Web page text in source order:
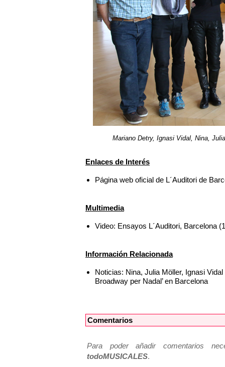
Mariano Detry, Ignasi Vidal, Nina,
Enlaces de Interés
Página web oficial de L´Auditori de
Multimedia
Video: Ensayos L´Auditori, Barcelona
Información Relacionada
Noticias: Nina, Julia Möller, Ignasi
Broadway per Nadal’ en Barcelona
Comentarios
Para poder añadir comentarios
todoMUSICALES.